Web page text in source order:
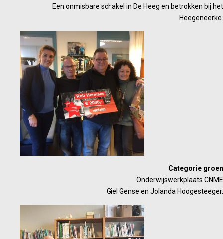
Een onmisbare schakel in De Heeg en betrokken bij het
Heegeneerke.
Categorie groen
Onderwijswerkplaats CNME
Giel Gense en Jolanda Hoogesteeger.